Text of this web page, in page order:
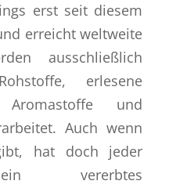
erst seit diesem
erreicht weltweite
ausschließlich
erlesene
und
Auch wenn
hat doch jeder
vererbtes